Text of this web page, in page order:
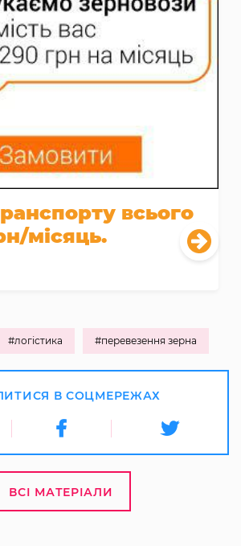
всього
місяць.
#логістика #перевезення зерна
В СОЦМЕРЕЖАХ
ВСІ МАТЕРІАЛИ